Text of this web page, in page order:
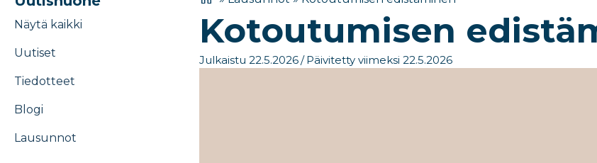
Näytä kaikki
Uutiset
Tiedotteet
Blogi
Lausunnot
Kotoutumisen
Julkaistu 22.5.2026/ Päivitetty viimeksi 22.5.2026